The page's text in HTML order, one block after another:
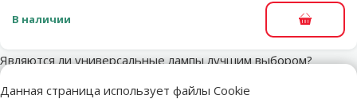
Данная страница использует файлы Cookie
В наличии В
Являются ли универсальные лампы лучшим выбором?